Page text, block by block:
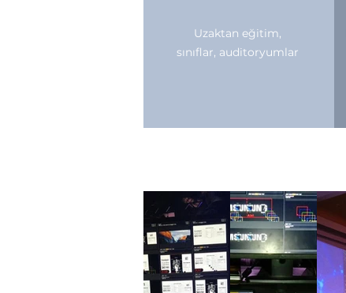
Uzaktan eğitim,
sınıflar, auditoryumlar